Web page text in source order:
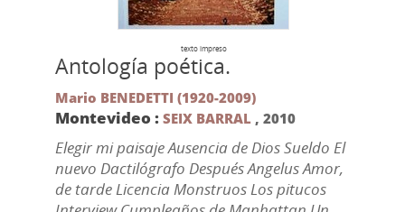
texto impreso
Antología poética.
Mario BENEDETTI (1920-2009)
Montevideo : SEIX BARRAL , 2010
Elegir mi paisaje Ausencia de Dios Sueldo El
nuevo Dactilógrafo Después Angelus Amor,
de tarde Licencia Monstruos Los pitucos